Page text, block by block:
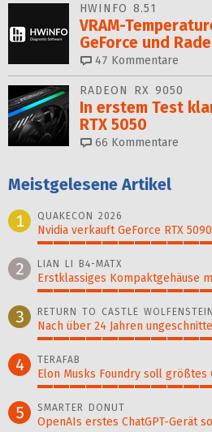
HWINFO 8.51
VRAM-
GeForce und
47 Kommentare
RADEON RX 9050
In erstem Test
RTX 5050
66 Kommentare
Meistgelesene Artikel
1
QUAKECON 2026
Nvidia verkauft GeForce RTX
100%
2 LIAN LI B4-MATX
Erstklassiges Kompaktgehäuse
99%
3 RETURN TO CASTLE WOLFENSTEIN
Nach über 24 Jahren
93%
4 TERAFAB
Elon Musks Foundry soll größ­tes
81%
5 SMARTER DONUT
OpenAIs erstes ChatGPT-Gerät